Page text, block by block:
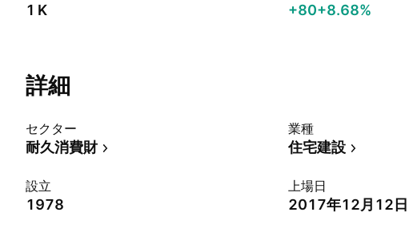
‪1 K‬ +80+8.68%
詳細
セクター
耐久消費財
業種
住宅建設
設立
1978
上場日
2017年12月12日